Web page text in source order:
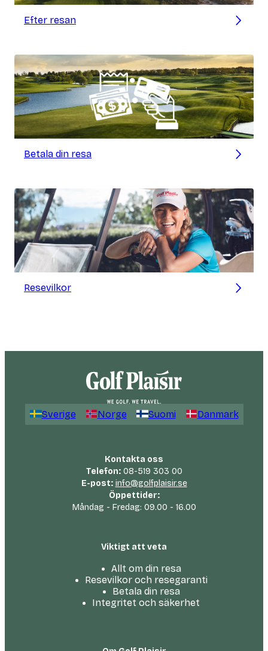
Efter resan
Betala din resa
Resevilkor
Sverige Norge Suomi Danmark
Kontakta oss
Telefon:08-519 303 00
E-post: info@golfplaisir.se
Öppettider:
Måndag - Fredag: 09.00 - 16.00
Viktigt att veta
Allt om din resa
Resevilkor och resegaranti
Betala din resa
Integritet och säkerhet